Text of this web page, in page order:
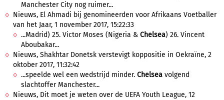
Manchester City nog ruimer...
Nieuws, El Ahmadi bij genomineerden voor Afrikaans Voetballer
van het Jaar, 1 november 2017, 15:22:33
...Madrid) 25. Victor Moses (Nigeria & Chelsea) 26. Vincent
Aboubakar...
Nieuws, Shakhtar Donetsk verstevigt koppositie in Oekraïne, 2
oktober 2017, 11:32:42
...speelde wel een wedstrijd minder. Chelsea volgend
slachtoffer Manchester...
Nieuws, Dit moet je weten over de UEFA Youth League, 12